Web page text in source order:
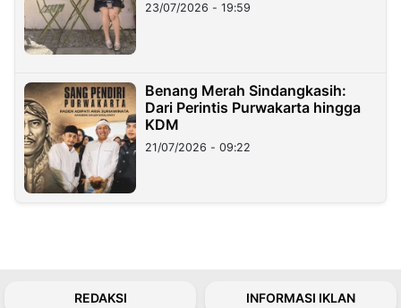
23/07/2026 - 19:59
Benang Merah Sindangkasih:
Dari Perintis Purwakarta hingga
KDM
21/07/2026 - 09:22
REDAKSI INFORMASI IKLAN